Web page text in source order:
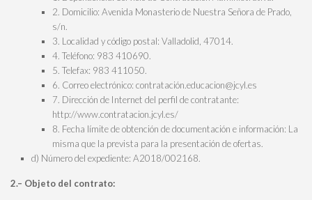
2. Domicilio: Avenida Monasterio de Nuestra Señora de Prado,
s/n.
3. Localidad y código postal: Valladolid, 47014.
4. Teléfono: 983 410690.
5. Telefax: 983 411050.
6. Correo electrónico: contratación.educacion@jcyl.es
7. Dirección de Internet del perfil de contratante:
http://www.contratacion.jcyl.es/
8. Fecha límite de obtención de documentación e información: La
misma que la prevista para la presentación de ofertas.
d) Número del expediente: A2018/002168.
2.– Objeto del contrato: